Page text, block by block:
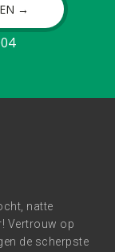
→
natte
Vertrouw op
de scherpste